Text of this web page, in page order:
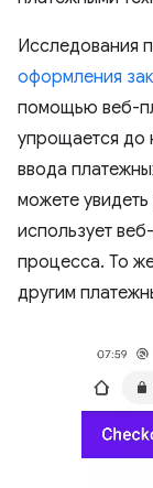
Исследования
оформления
помощью веб-
упрощается до
ввода
можете
использует
процесса. То
другим